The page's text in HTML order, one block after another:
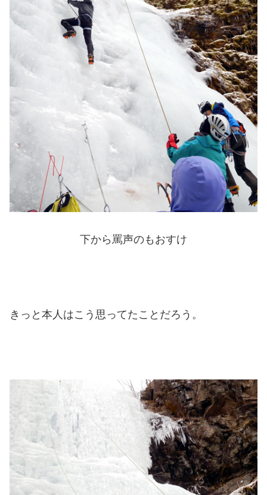
下から罵声のもおすけ
きっと本人はこう思ってたことだろう。